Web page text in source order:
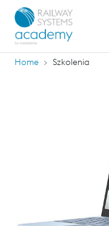
Home Szkolenia